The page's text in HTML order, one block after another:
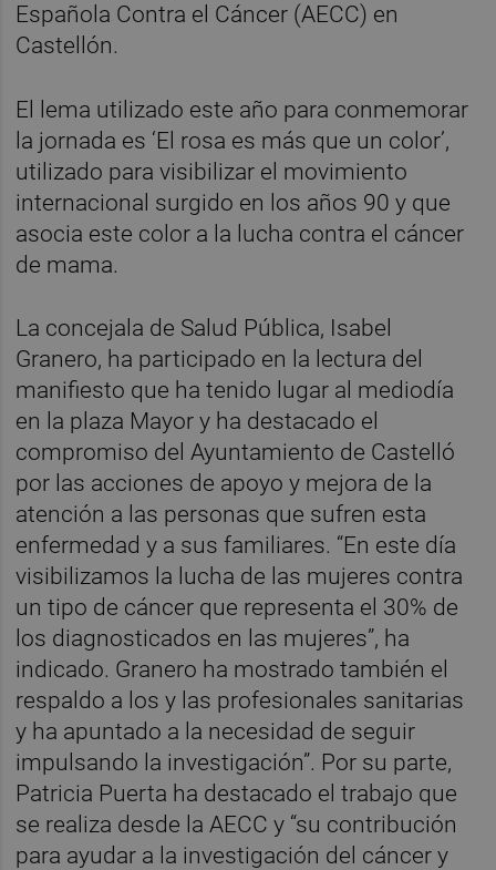
Española Contra el Cáncer (AECC) en
Castellón.
El lema utilizado este año para conmemorar
la jornada es ‘El rosa es más que un color’,
utilizado para visibilizar el movimiento
internacional surgido en los años 90 y que
asocia este color a la lucha contra el cáncer
de mama.
La concejala de Salud Pública, Isabel
Granero, ha participado en la lectura del
manifiesto que ha tenido lugar al mediodía
en la plaza Mayor y ha destacado el
compromiso del Ayuntamiento de Castelló
por las acciones de apoyo y mejora de la
atención a las personas que sufren esta
enfermedad y a sus familiares. “En este día
visibilizamos la lucha de las mujeres contra
un tipo de cáncer que representa el 30% de
los diagnosticados en las mujeres”, ha
indicado. Granero ha mostrado también el
respaldo a los y las profesionales sanitarias
y ha apuntado a la necesidad de seguir
impulsando la investigación”. Por su parte,
Patricia Puerta ha destacado el trabajo que
se realiza desde la AECC y “su contribución
para ayudar a la investigación del cáncer y